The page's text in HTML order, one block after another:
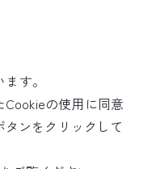
す。
の使用に同意
ンをクリックして